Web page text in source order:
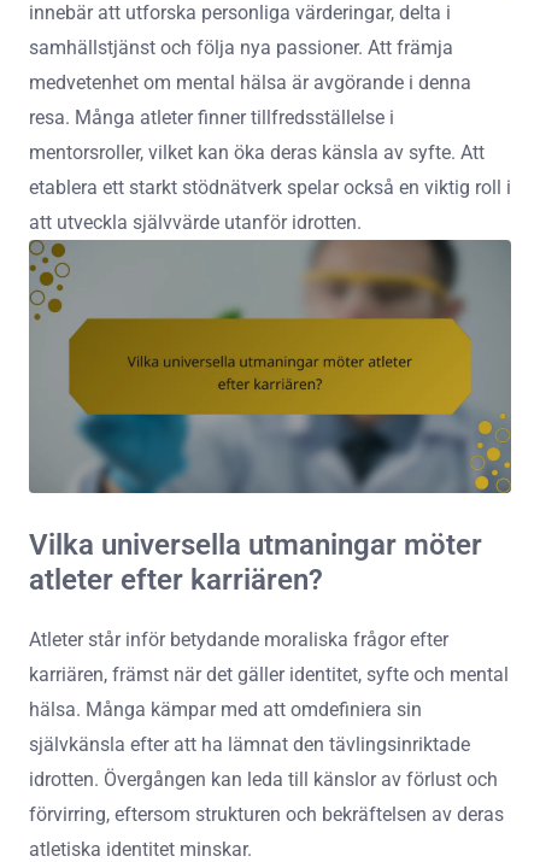
innebär att utforska personliga värderingar, delta i
samhällstjänst och följa nya passioner. Att främja
medvetenhet om mental hälsa är avgörande i denna
resa. Många atleter finner tillfredsställelse i
mentorsroller, vilket kan öka deras känsla av syfte. Att
etablera ett starkt stödnätverk spelar också en viktig roll i
att utveckla självvärde utanför idrotten.
Vilka universella utmaningar möter
atleter efter karriären?
Atleter står inför betydande moraliska frågor efter
karriären, främst när det gäller identitet, syfte och mental
hälsa. Många kämpar med att omdefiniera sin
självkänsla efter att ha lämnat den tävlingsinriktade
idrotten. Övergången kan leda till känslor av förlust och
förvirring, eftersom strukturen och bekräftelsen av deras
atletiska identitet minskar.